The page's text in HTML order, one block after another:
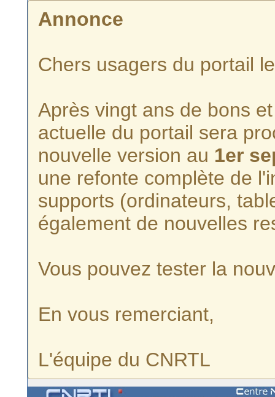
Annonce
Chers usagers du portail
Après vingt ans de bons
actuelle du portail sera
nouvelle version au 1er
une refonte complète de
supports (ordinateurs,
également de nouvelles
Vous pouvez tester la
En vous remerciant,
L'équipe du CNRTL